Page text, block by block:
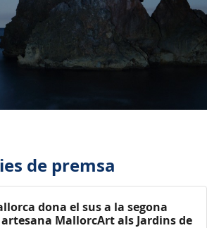
de premsa
dona el sus a la segona
MallorcArt als Jardins de